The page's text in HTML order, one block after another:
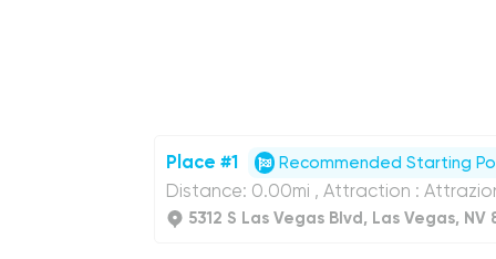
Place #1 Recommended Starting
Distance: 0.00mi , Attraction :
5312 S Las Vegas Blvd, Las Vegas, NV